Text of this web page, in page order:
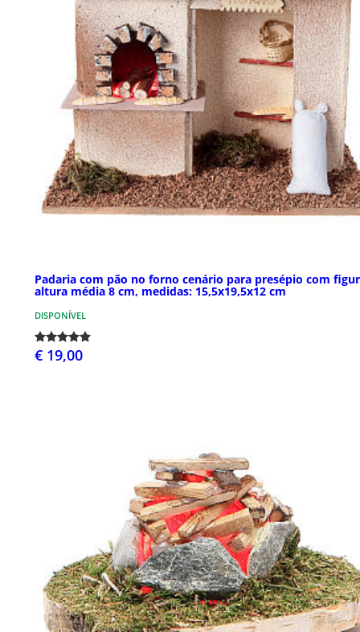
Padaria com pão no forno cenário para presépio com
altura média 8 cm, medidas: 15,5x19,5x12 cm
DISPONÍVEL
€ 19,00